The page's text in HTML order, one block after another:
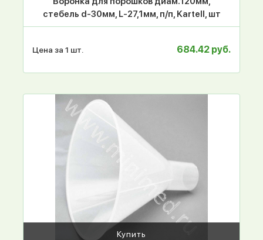
стебель d-30мм, L-27,1мм, п/п, Kartell, шт
Цена за 1 шт. 684.42 руб.
Купить